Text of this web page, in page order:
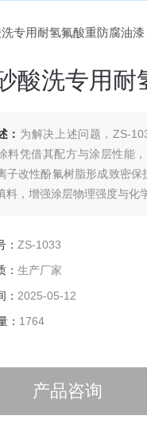
专用耐氢氟酸重防腐油漆
酸洗专用耐
： 为解决上述问题，ZS-
料凭借其配方与涂层性能
子改性酚氟树脂形成致密
料，增强涂层物理强度与化
： ZS-1033
： 生产厂家
： 2025-05-12
： 1764
产品咨询